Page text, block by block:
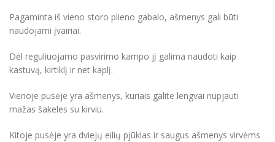
Pagaminta iš vieno storo plieno gabalo, ašmenys gali būti
naudojami įvairiai.
Dėl reguliuojamo pasvirimo kampo jį galima naudoti kaip
kastuvą, kirtiklį ir net kaplį.
Vienoje pusėje yra ašmenys, kuriais galite lengvai nupjauti
mažas šakeles su kirviu.
Kitoje pusėje yra dviejų eilių pjūklas ir saugus ašmenys virvėms